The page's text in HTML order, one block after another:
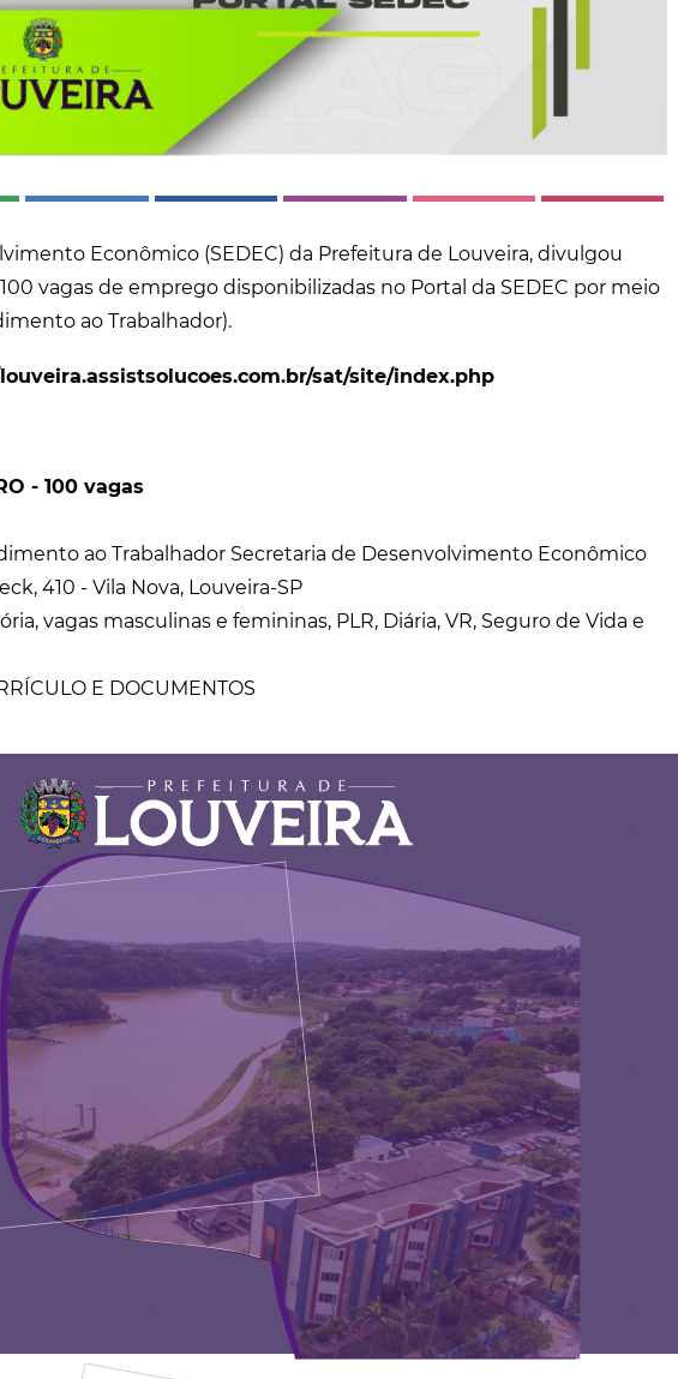
Econômico (SEDEC) da Prefeitura de Louveira, divulgou
vagas de emprego disponibilizadas no Portal da SEDEC por meio
ao Trabalhador).
louveira.assistsolucoes.com.br/sat/site/index.php
- 100 vagas
ao Trabalhador Secretaria de Desenvolvimento Econômico
410 - Vila Nova, Louveira-SP
vagas masculinas e femininas, PLR, Diária, VR, Seguro de Vida e
E DOCUMENTOS